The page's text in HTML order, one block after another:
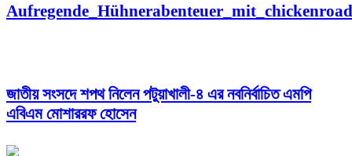
জাতীয় সংসদে শপথ নিলেন পটুয়াখালী-৪ এর নবনির্বাচিত এমপি
এবিএম মোশাররফ হোসেন